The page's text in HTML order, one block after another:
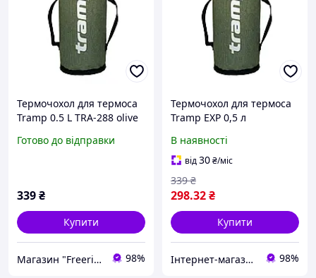
Термочохол для термоса
Tramp 0.5 L TRA-288 olive
Готово до відправки
339₴
Купити
Магазин "Freeride" 98%
Термочохол для термоса
Tramp EXP 0,5 л
melange
В наявності
від30₴/міс
298.32₴
339 ₴
Купити
Інтернет-магазин "Новий Горизонт" 98%